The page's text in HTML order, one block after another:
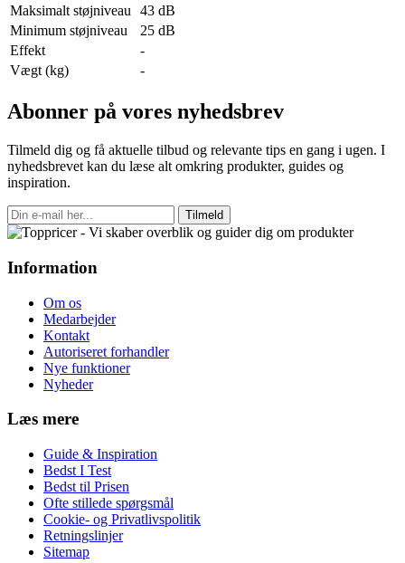
Maksimalt støjniveau 43 dB
Minimum støjniveau
25 dB
Effekt
-
Vægt (kg)
-
Abonner på vores nyhedsbrev
Tilmeld dig og få aktuelle tilbud og relevante tips en gang i ugen. I
nyhedsbrevet kan du læse alt omkring produkter, guides og
inspiration.
Tilmeld
Information
Om os
Medarbejder
Kontakt
Autoriseret forhandler
Nye funktioner
Nyheder
Læs mere
Guide & Inspiration
Bedst I Test
Bedst til Prisen
Ofte stillede spørgsmål
Cookie- og Privatlivspolitik
Retningslinjer
Sitemap